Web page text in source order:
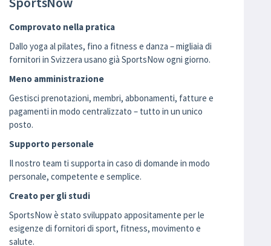
Comprovato nella pratica
Dallo yoga al pilates, fino a fitness e danza – migliaia di
fornitori in Svizzera usano già SportsNow ogni giorno.
Meno amministrazione
Gestisci prenotazioni, membri, abbonamenti, fatture e
pagamenti in modo centralizzato – tutto in un unico
posto.
Supporto personale
Il nostro team ti supporta in caso di domande in modo
personale, competente e semplice.
Creato per gli studi
SportsNow è stato sviluppato appositamente per le
esigenze di fornitori di sport, fitness, movimento e
salute.